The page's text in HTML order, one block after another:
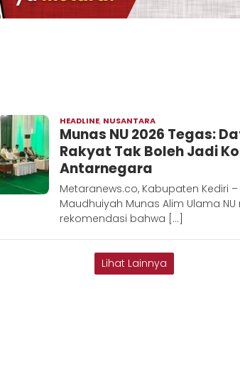
HEADLINE, NUSANTARA
Hadi
Munas NU 2026 Tegas:
Rakyat Tak Boleh Jadi
Antarnegara
Metaranews.co, Kabupaten Kediri
Maudhuiyah Munas Alim Ulama
rekomendasi bahwa […]
Lihat Lainnya